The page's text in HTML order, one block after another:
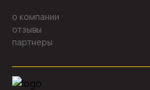
о компании
отзывы
партнеры